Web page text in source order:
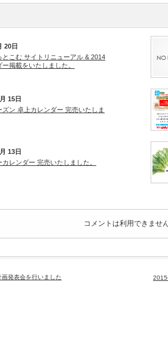
20日
とこむ サイトリニューアル & 2014
掲載をいたしました。
15日
ズン 卓上カレンダー 完売いたしま
13日
レンダー 完売いたしました。
コメントは利用できませ
発表会を行いました 2015